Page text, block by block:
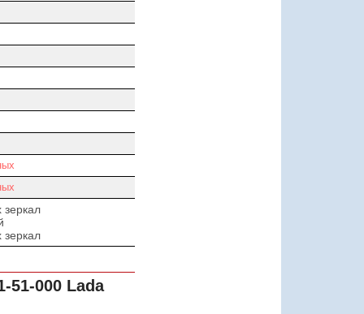
зеркал
зеркал
51-000 Lada